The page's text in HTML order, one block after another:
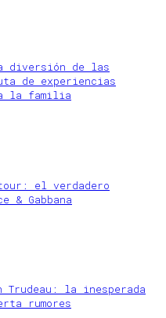
diversión de las
de experiencias
la familia
el verdadero
& Gabbana
la inesperada
rumores